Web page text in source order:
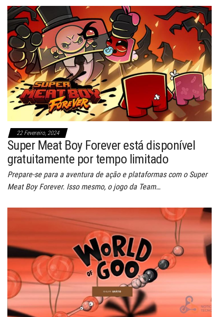
22 Fevereiro, 2024
Super Meat Boy Forever está disponível
gratuitamente por tempo limitado
Prepare-se para a aventura de ação e plataformas com o Super
Meat Boy Forever. Isso mesmo, o jogo da Team…